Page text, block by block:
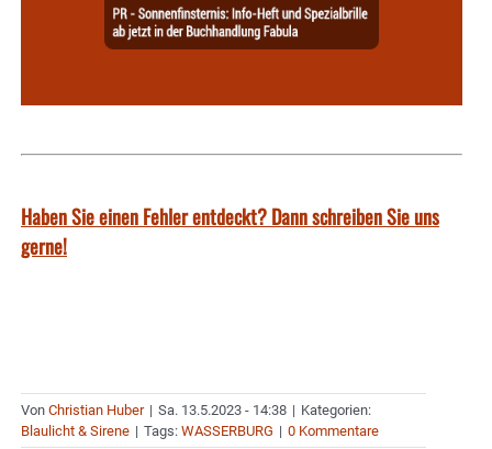
Haben Sie einen Fehler entdeckt? Dann schreiben Sie uns
gerne!
Von Christian Huber | Sa. 13.5.2023 - 14:38 | Kategorien:
Blaulicht & Sirene | Tags: WASSERBURG | 0 Kommentare